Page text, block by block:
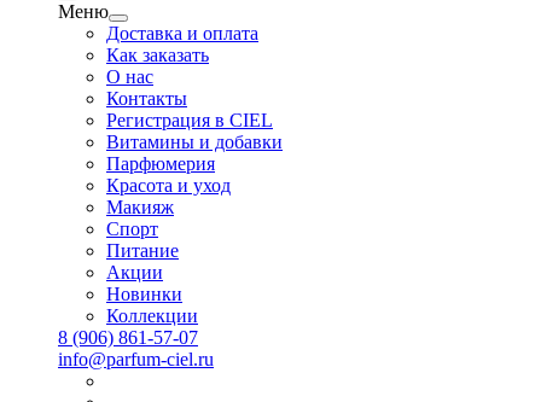
Меню
Доставка и оплата
Как заказать
О нас
Контакты
Регистрация в CIEL
Витамины и добавки
Парфюмерия
Красота и уход
Макияж
Спорт
Питание
Акции
Новинки
Коллекции
8 (906) 861-57-07
info@parfum-ciel.ru